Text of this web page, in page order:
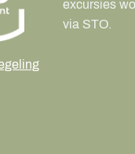
excursies
via STO.